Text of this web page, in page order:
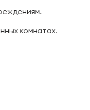
комнатах.